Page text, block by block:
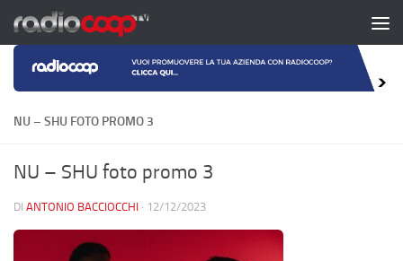
Salta al contenuto
NU – SHU FOTO PROMO 3
NU – SHU foto promo 3
DI ANTONIO BACCIOCCHI · 12/12/2023